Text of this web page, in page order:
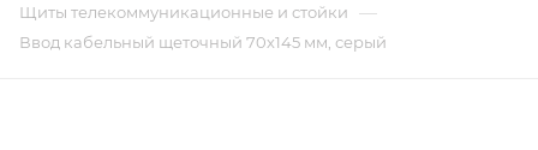
Щиты телекоммуникационные и стойки —
Ввод кабельный щеточный 70х145 мм, серый